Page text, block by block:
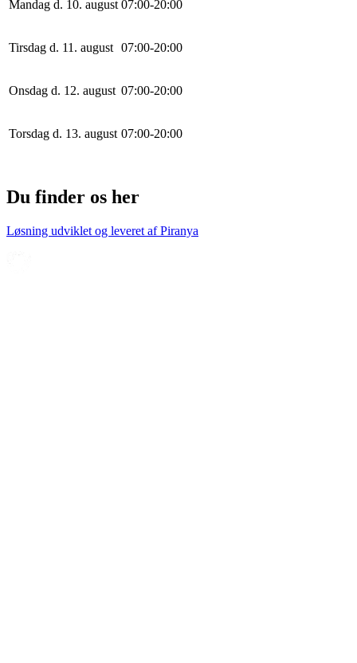
Mandag d. 10. august 07:00-20:00
Tirsdag d. 11. august 07:00-20:00
Onsdag d. 12. august 07:00-20:00
Torsdag d. 13. august 07:00-20:00
Du finder os her
Løsning udviklet og leveret afPiranya